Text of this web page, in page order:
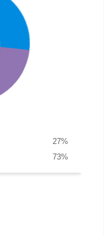
%
27
%
73